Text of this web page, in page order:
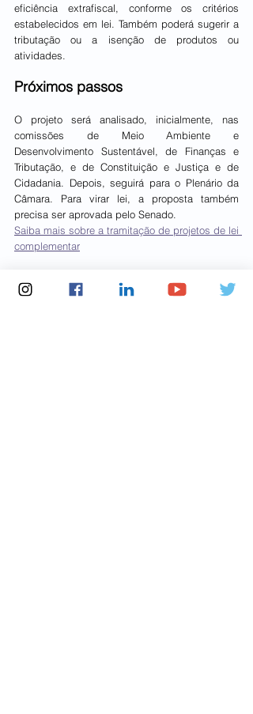
eficiência extrafiscal, conforme os critérios
estabelecidos em lei. Também poderá sugerir a
tributação ou a isenção de produtos ou
atividades.
Próximos passos
O projeto será analisado, inicialmente, nas
comissões de Meio Ambiente e
Desenvolvimento Sustentável, de Finanças e
Tributação, e de Constituição e Justiça e de
Cidadania. Depois, seguirá para o Plenário da
Câmara. Para virar lei, a proposta também
precisa ser aprovada pelo Senado.
Saiba mais sobre a tramitação de projetos de lei
complementar
Triboli